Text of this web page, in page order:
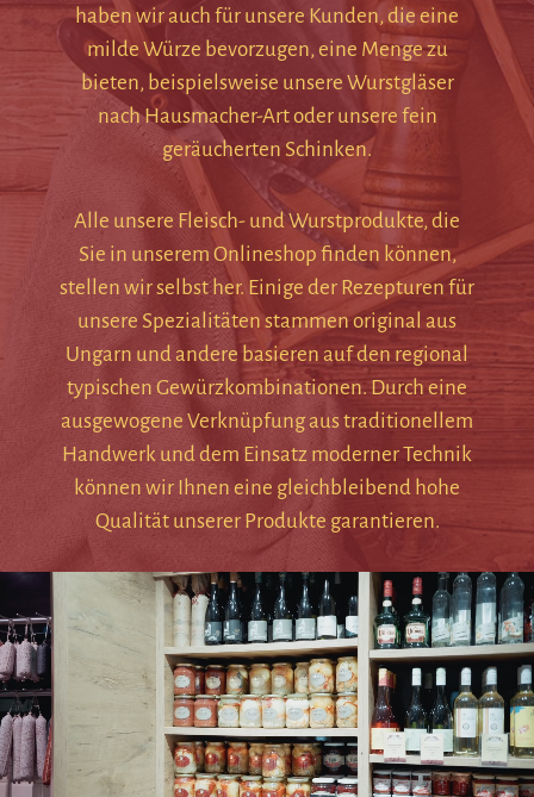
haben wir auch für unsere Kunden, die eine
milde Würze bevorzugen, eine Menge zu
bieten, beispielsweise unsere Wurstgläser
nach Hausmacher-Art oder unsere fein
geräucherten Schinken.
Alle unsere Fleisch- und Wurstprodukte, die
Sie in unserem Onlineshop finden können,
stellen wir selbst her. Einige der Rezepturen für
unsere Spezialitäten stammen original aus
Ungarn und andere basieren auf den regional
typischen Gewürzkombinationen. Durch eine
ausgewogene Verknüpfung aus traditionellem
Handwerk und dem Einsatz moderner Technik
können wir Ihnen eine gleichbleibend hohe
Qualität unserer Produkte garantieren.